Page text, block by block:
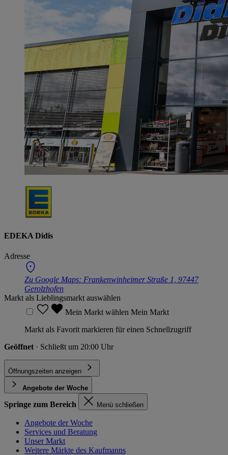
EDEKA Didis
Adresse
Zu Google Maps: Frankenwinheimer Straße 1, 97447
Gerolzhofen
Markt als Lieblingsmarkt auswählen
Mein Markt wählen Mein Markt
Markt als Favorit markieren für einen Schnellzugriff
Geöffnet · Schließt um 20:00 Uhr
Öffnungszeiten anzeigen
Angebote der Woche
Springe zum Bereich Menü schließen
Angebote der Woche
Services und Beratung
Unser Markt
Weitere Märkte des Kaufmanns